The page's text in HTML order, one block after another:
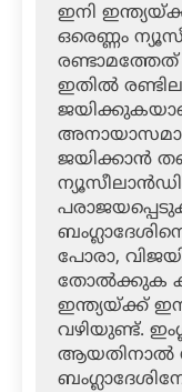
ഇനി
ഒരെണ്ണം
രണ്ടാമത്തേത്
ഇതില്‍
ജയിക്കാന്‍
പോരാ,
തോല്‍ക്കുക
ഇന്ത്യയ്ക്ക്
വഴിയുണ്ട്.
ആയതിനാല്‍